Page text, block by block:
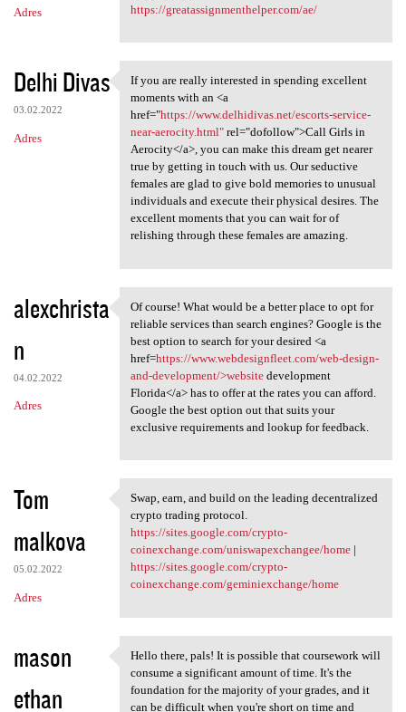
Adres
https://greatassignmenthelper.com/ae/
Delhi Divas
03.02.2022
Adres
If you are really interested
If you are really interested in spending excellent
moments with an <a
href="https://www.delhidivas.net/escorts-service-
near-aerocity.html"rel="dofollow">Call Girls in
Aerocity</a>, you can make this dream get nearer
true by getting in touch with us. Our seductive
females are glad to give bold memories to unusual
individuals and execute their physical desires. The
excellent moments that you can wait for of
relishing through these females are amazing.
alexchrista
n
04.02.2022
Adres
Of course! What would be a
Of course! What would be a better place to opt for
reliable services than search engines? Google is the
best option to search for your desired <a
href=https://www.webdesignfleet.com/web-design-
and-development/>websitedevelopment
Florida</a> has to offer at the rates you can afford.
Google the best option out that suits your
exclusive requirements and lookup for feedback.
Tom
malkova
05.02.2022
Adres
Swap, earn, and build on the
Swap, earn, and build on the leading decentralized
crypto trading protocol.
https://sites.google.com/crypto-
coinexchange.com/uniswapexchangee/home|
https://sites.google.com/crypto-
coinexchange.com/geminiexchange/home
mason
ethan
Hello there, pals! It is
Hello there, pals! It is possible that coursework will
consume a significant amount of time. It's the
foundation for the majority of your grades, and it
can be difficult when you're short on time and